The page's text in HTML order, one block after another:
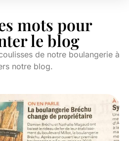
mots pour
le blog
de notre boulangerie à
notre blog.